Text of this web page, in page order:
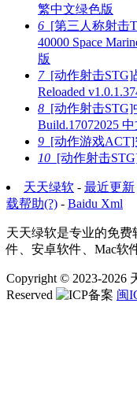
繁中文绿色版
6 [第三人称射击
40000 Space
版
7[动作射击STG]
Reloaded
8 [动作射击STG]
Build.17072025
9 [动作游戏
10 [动作射击
天天绿软 - 最近更新
载帮助(?) - Baidu Xml
天天绿软是专业的免
件、安卓软件、Mac软
Copyright © 2023-2026
Reserved
闽